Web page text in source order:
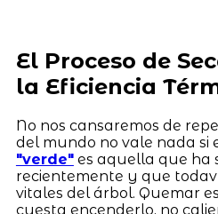
El Proceso de
la Eficiencia
No nos cansaremos de
del mundo no vale nada si
"verde"es aquella que ha
recientemente y que
vitales del árbol. Quemar
cuesta encenderlo, no